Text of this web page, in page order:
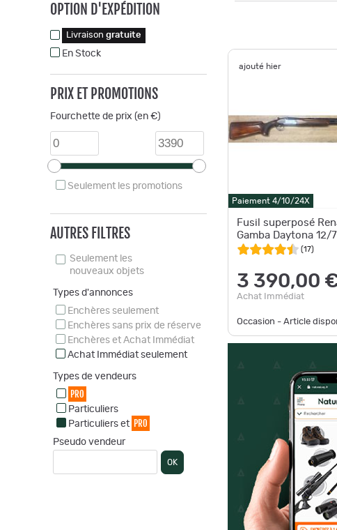
OPTION D'EXPÉDITION
Livraison gratuite
En Stock
PRIX ET PROMOTIONS
Fourchette de prix (en €)
Seulement les promotions
AUTRES FILTRES
Seulement les
nouveaux objets
Types d'annonces
Enchères seulement
Enchères sans prix de réserve
Enchères et Achat Immédiat
Achat Immédiat seulement
Types de vendeurs
PRO
Particuliers
Particuliers et PRO
Pseudo vendeur
OK
ajouté hier
Paiement 4/10/24X
Fusil superposé
Gamba Daytona 12/
(17)
3 390,00
Achat Immédiat
Occasion - Article